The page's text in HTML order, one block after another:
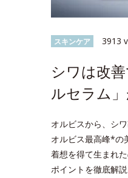
スキンケア 3913
シワは改
ルセラム
オルビスから、シ
オルビス最高峰*の
着想を得て生まれ
ポイントを徹底解説